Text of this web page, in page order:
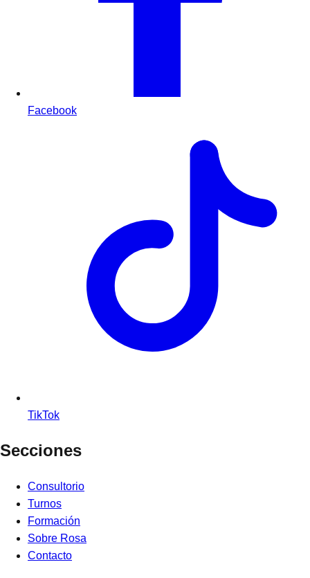
Facebook
TikTok
Secciones
Consultorio
Turnos
Formación
Sobre Rosa
Contacto